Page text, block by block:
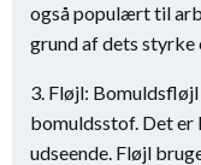
også populært til
grund af dets
3. Fløjl:
bomuldsstof. Det er
udseende. Fløjl